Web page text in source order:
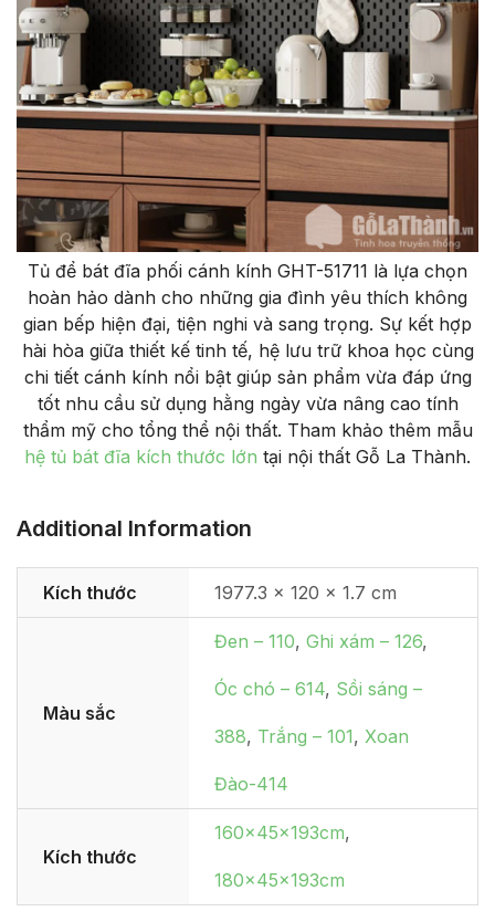
Tủ để bát đĩa phối cánh kính GHT-51711 là lựa chọn
hoàn hảo dành cho những gia đình yêu thích không
gian bếp hiện đại, tiện nghi và sang trọng. Sự kết hợp
hài hòa giữa thiết kế tinh tế, hệ lưu trữ khoa học cùng
chi tiết cánh kính nổi bật giúp sản phẩm vừa đáp ứng
tốt nhu cầu sử dụng hằng ngày vừa nâng cao tính
thẩm mỹ cho tổng thể nội thất. Tham khảo thêm mẫu
hệ tủ bát đĩa kích thước lớn tại nội thất Gỗ La Thành.
Additional Information
Kích thước 1977.3 × 120 × 1.7 cm
Màu sắc
Đen – 110, Ghi xám – 126,
Óc chó – 614, Sồi sáng –
388, Trắng – 101, Xoan
Đào-414
Kích thước
160x45x193cm,
180x45x193cm